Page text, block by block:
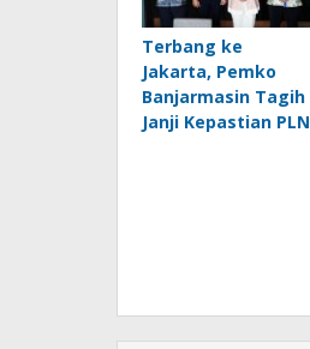
Terbang ke
Jakarta, Pemko
Banjarmasin Tagih
Janji Kepastian PLN